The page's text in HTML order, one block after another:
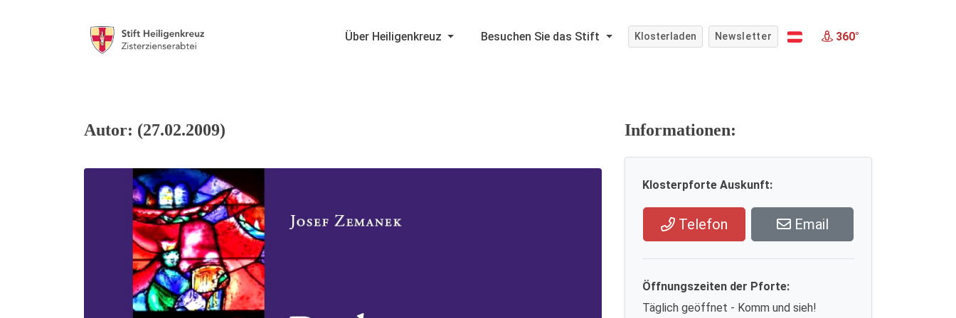
Über Heiligenkreuz Besuchen Sie das Stift Klosterladen Newsletter 360°
Autor: (27.02.2009) Informationen:
Klosterpforte Auskunft:
Telefon Email
Öffnungszeiten der Pforte:
Täglich geöffnet - Komm und sieh!